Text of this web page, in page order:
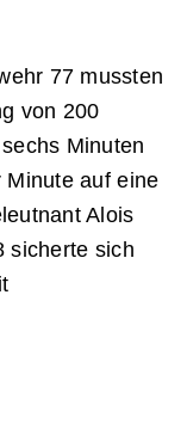
77 mussten
von 200
Minuten
Minute auf eine
Alois
sicherte sich